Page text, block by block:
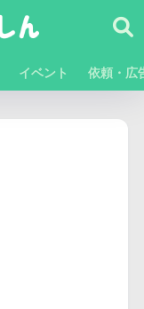
イベント 依頼・広